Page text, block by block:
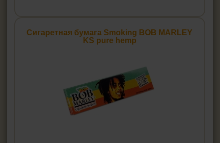
Сигаретная бумага Smoking BOB MARLEY
KS pure hemp